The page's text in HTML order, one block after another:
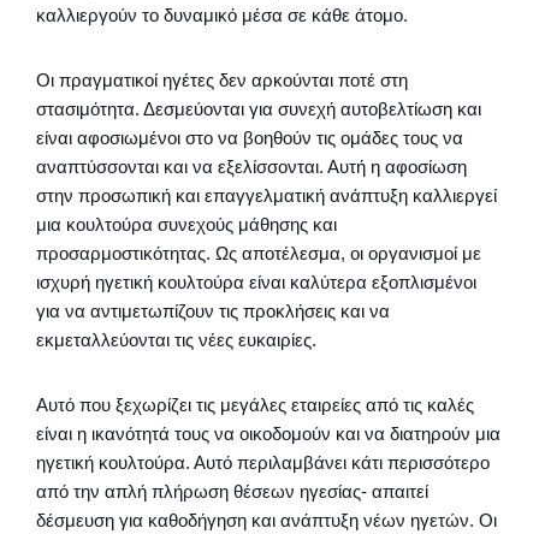
καλλιεργούν το δυναμικό μέσα σε κάθε άτομο.
Οι πραγματικοί ηγέτες δεν αρκούνται ποτέ στη
στασιμότητα. Δεσμεύονται για συνεχή αυτοβελτίωση και
είναι αφοσιωμένοι στο να βοηθούν τις ομάδες τους να
αναπτύσσονται και να εξελίσσονται. Αυτή η αφοσίωση
στην προσωπική και επαγγελματική ανάπτυξη καλλιεργεί
μια κουλτούρα συνεχούς μάθησης και
προσαρμοστικότητας. Ως αποτέλεσμα, οι οργανισμοί με
ισχυρή ηγετική κουλτούρα είναι καλύτερα εξοπλισμένοι
για να αντιμετωπίζουν τις προκλήσεις και να
εκμεταλλεύονται τις νέες ευκαιρίες.
Αυτό που ξεχωρίζει τις μεγάλες εταιρείες από τις καλές
είναι η ικανότητά τους να οικοδομούν και να διατηρούν μια
ηγετική κουλτούρα. Αυτό περιλαμβάνει κάτι περισσότερο
από την απλή πλήρωση θέσεων ηγεσίας- απαιτεί
δέσμευση για καθοδήγηση και ανάπτυξη νέων ηγετών. Οι